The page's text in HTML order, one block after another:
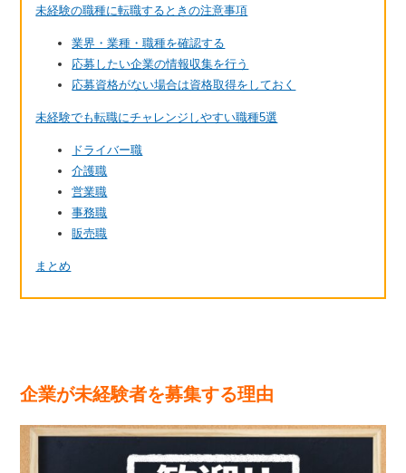
未経験の職種に転職するときの注意事項
業界・業種・職種を確認する
応募したい企業の情報収集を行う
応募資格がない場合は資格取得をしておく
未経験でも転職にチャレンジしやすい職種5選
ドライバー職
介護職
営業職
事務職
販売職
まとめ
企業が未経験者を募集する理由